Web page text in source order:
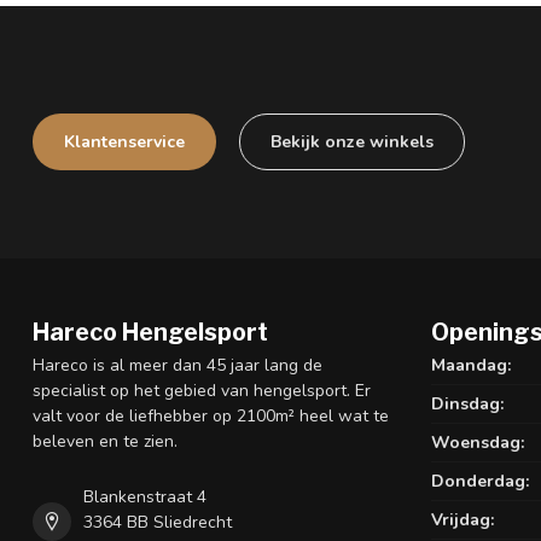
Klantenservice Bekijk onze winkels
Hareco Hengelsport
Hareco is al meer dan 45 jaar lang de
specialist op het gebied van hengelsport. Er
valt voor de liefhebber op 2100m² heel wat te
beleven en te zien.
Blankenstraat 4
3364 BB Sliedrecht
Maandag:
Dinsdag:
Woensdag:
Donderdag:
Vrijdag: